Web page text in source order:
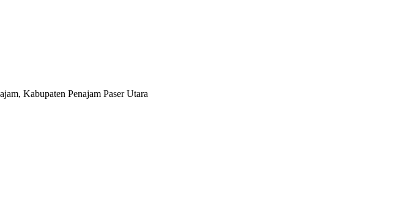
Kabupaten Penajam Paser Utara